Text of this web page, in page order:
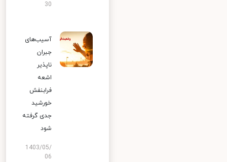
30
آسیب‌های
جبران
ناپذیر
اشعه
فرابنفش
خورشید
جدی گرفته
شود
1403/05/
06